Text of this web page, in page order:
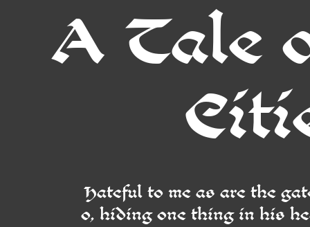
A Tale
Hateful to me as are the
o, hiding one thing in his